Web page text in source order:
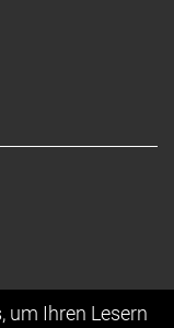
um Ihren Lesern